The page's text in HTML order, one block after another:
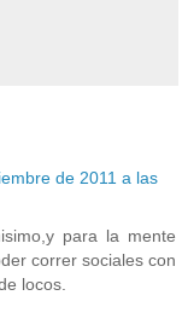
de 2011 a las
para la mente
correr sociales con
locos.